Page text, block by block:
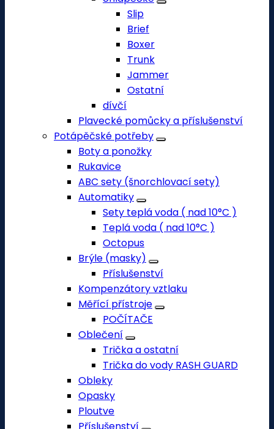
Slip
Brief
Boxer
Trunk
Jammer
Ostatní
dívčí
Plavecké pomůcky a příslušenství
Potápěčské potřeby
Boty a ponožky
Rukavice
ABC sety (šnorchlovací sety)
Automatiky
Sety teplá voda ( nad 10°C )
Teplá voda ( nad 10°C )
Octopus
Brýle (masky)
Příslušenství
Kompenzátory vztlaku
Měřící přístroje
POČÍTAČE
Oblečení
Trička a ostatní
Trička do vody RASH GUARD
Obleky
Opasky
Ploutve